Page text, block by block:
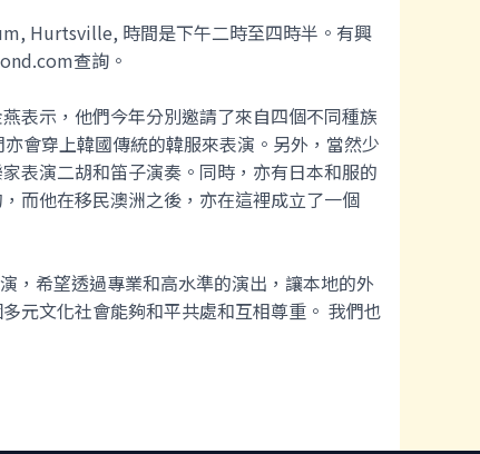
Hurtsville, 時間是下午二時至四時半。有興
查詢。
表示，他們今年分別邀請了來自四個不同種族
會穿上韓國傳統的韓服來表演。另外，當然少
表演二胡和笛子演奏。同時，亦有日本和服的
而他在移民澳洲之後，亦在這裡成立了一個
，希望透過專業和高水準的演出，讓本地的外
元文化社會能夠和平共處和互相尊重。 我們也